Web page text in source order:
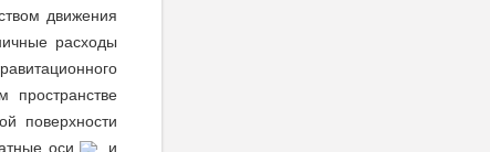
движения
расходы
пространстве
поверхности
оси
и